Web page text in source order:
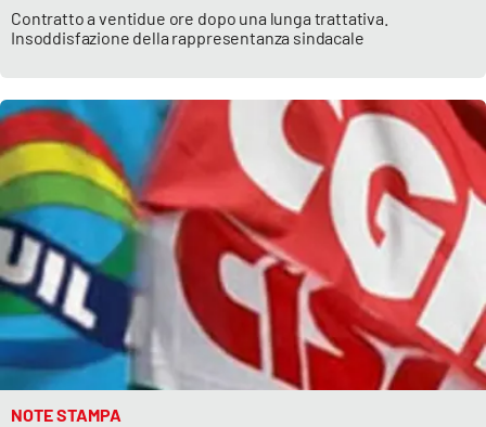
Contratto a ventidue ore dopo una lunga trattativa.
Insoddisfazione della rappresentanza sindacale
NOTE STAMPA